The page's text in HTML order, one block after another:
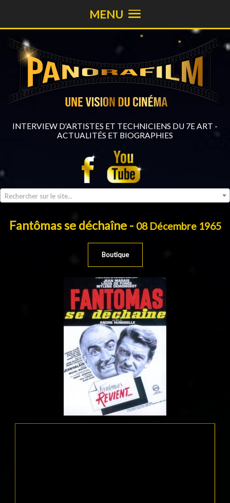
INTERVIEW D'ARTISTES ET TECHNICIENS DU 7E ART -
ACTUALITÉS ET BIOGRAPHIES
Rechercher sur le site...
MENU
Fantômas se déchaîne - 08 Décembre 1965
Boutique